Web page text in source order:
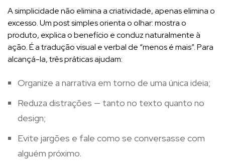
A simplicidade não elimina a criatividade, apenas elimina o
excesso. Um post simples orienta o olhar: mostra o
produto, explica o benefício e conduz naturalmente à
ação. É a tradução visual e verbal de “menos é mais”. Para
alcançá-la, três práticas ajudam:
Organize a narrativa em torno de uma única ideia;
Reduza distrações — tanto no texto quanto no
design;
Evite jargões e fale como se conversasse com
alguém próximo.